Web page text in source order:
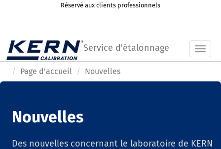
Réservé aux clients professionnels
Service d'étalonnage
Page d'accueil Nouvelles
Nouvelles
Des nouvelles concernant le laboratoire de KERN